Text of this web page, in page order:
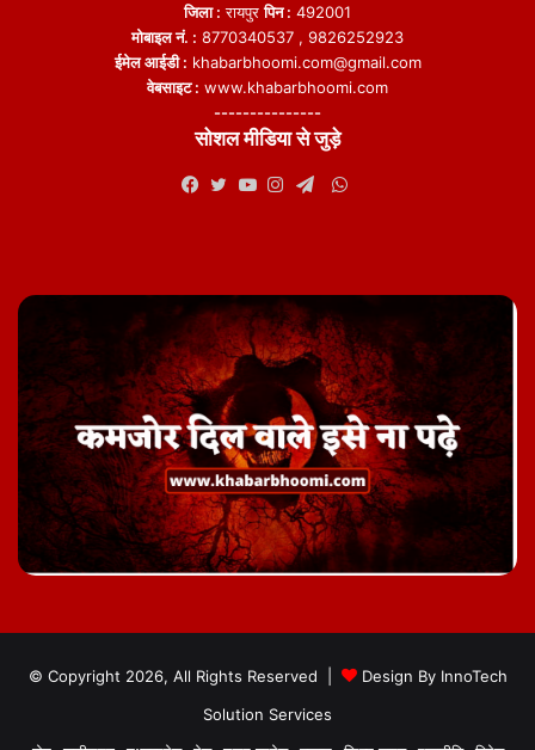
जिला : रायपुरपिन : 492001
मोबाइल नं. : 8770340537 , 9826252923
ईमेल आईडी : khabarbhoomi.com@gmail.com
वेबसाइट : www.khabarbhoomi.com
---------------
सोशल मीडिया से जुड़े
WhatsApp
© Copyright 2026, All Rights Reserved | Design By InnoTech
Solution Services